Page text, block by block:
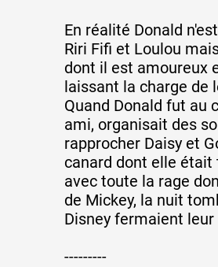
Mission
Équipe
Partenaires
Crédits
En réalité Donald
Riri Fifi et Loulou
dont il est amoureux
laissant la charge de
Quand Donald fut au
ami, organisait des
rapprocher Daisy et
canard dont elle
avec toute la rage
de Mickey, la nuit
Disney fermaient
---------